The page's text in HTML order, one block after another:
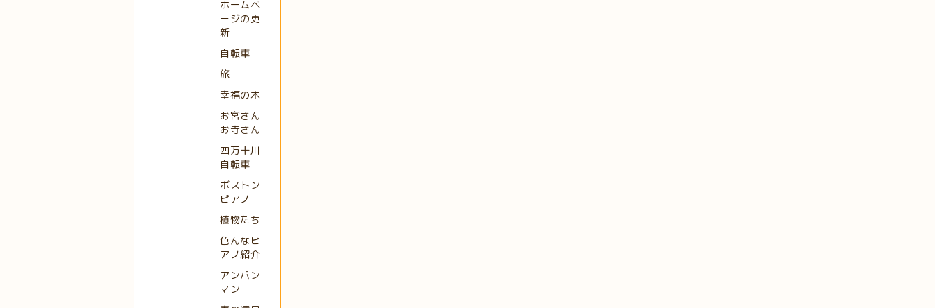
ホームペ
ージの更
新
自転車
旅
幸福の木
お宮さん
お寺さん
四万十川
自転車
ボストン
ピアノ
植物たち
色んなピ
アノ紹介
アンパン
マン